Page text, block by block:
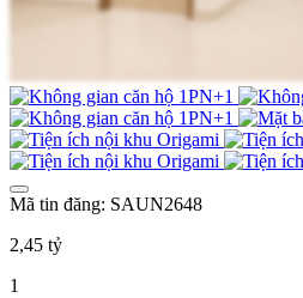
Mã tin đăng: SAUN2648
2,45 tỷ
1